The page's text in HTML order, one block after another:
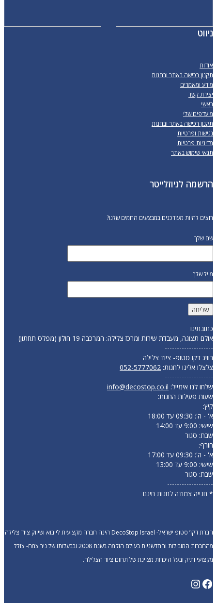
ניווט
אודות
תקנון רכישה באתר ובחנות
מידע ומאמרים
יצירת קשר
ראשי
מועדפים שלי
תקנון רכישה באתר ובחנות
נגישות ופרטיות
מדיניות פרטיות
תנאי שימוש באתר
הרשמה לניוזלייטר
רוצים להיות מעודכנים במבצעים החמים שלנו?
שם שלך
מייל שלך
כתובתינו
אולם תצוגה, מעבדת שירות ומרכז צלילה: המרכבה 19 חולון (מפלס תחתון)
--------------------
בוויז: דקו סטופ- ציוד צלילה
צלצלו אלינו לחנות: 052-5777062
--------------------
שלחו לנו אימייל: info@decostop.co.il
שעות פעילות החנות:
קיץ:
א' - ה': 09:30 עד 18:00
שישי: 9:00 עד 14:00
שבת: סגור
חורף:
א' - ה': 09:30 עד 17:00
שישי: 9:00 עד 13:00
שבת: סגור
-------------------
* חנייה צמודה לחנות חינם
חברת דקו’ סטופ ישראל- DecoStop Israel הינה חברה מקצועית לייבוא ושיווק ציוד צלילה
מהחברות המובילות והחדשניות בעולם הוקמה בשנת 2008 ובבעלותו של ניר צמח- צולל
מקצועי ותיק ובעל היכרות מצוינת של תחום ציוד הצלילה.
Facebook
Instagram